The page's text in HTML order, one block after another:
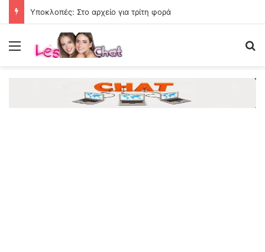
Υποκλοπές: Στο αρχείο για τρίτη φορά
Menu